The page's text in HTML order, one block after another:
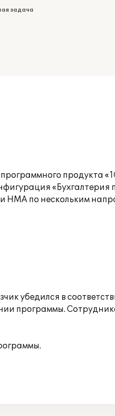
задача
продукта
«Бухгалтерия
НМА по нескольким
убедился в
программы.